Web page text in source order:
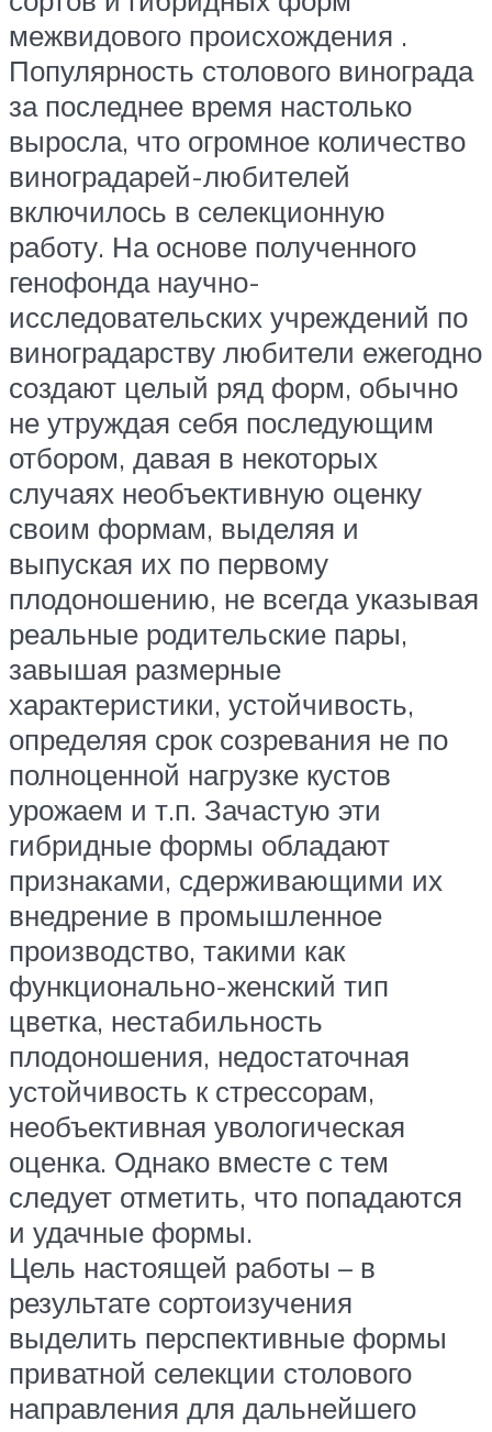
межвидового происхождения .
Популярность столового винограда
за последнее время настолько
выросла, что огромное количество
виноградарей-любителей
включилось в селекционную
работу. На основе полученного
генофонда научно-
исследовательских учреждений по
виноградарству любители ежегодно
создают целый ряд форм, обычно
не утруждая себя последующим
отбором, давая в некоторых
случаях необъективную оценку
своим формам, выделяя и
выпуская их по первому
плодоношению, не всегда указывая
реальные родительские пары,
завышая размерные
характеристики, устойчивость,
определяя срок созревания не по
полноценной нагрузке кустов
урожаем и т.п. Зачастую эти
гибридные формы обладают
признаками, сдерживающими их
внедрение в промышленное
производство, такими как
функционально-женский тип
цветка, нестабильность
плодоношения, недостаточная
устойчивость к стрессорам,
необъективная увологическая
оценка. Однако вместе с тем
следует отметить, что попадаются
и удачные формы.
Цель настоящей работы – в
результате сортоизучения
выделить перспективные формы
приватной селекции столового
направления для дальнейшего